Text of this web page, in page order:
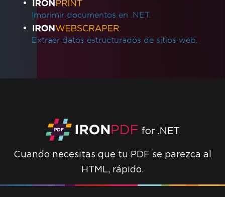
Imprimir documentos en .NET.
Extraer datos estructurados de sitios web.
Cuando necesitas que tu PDF se parezca al
HTML, rápido.